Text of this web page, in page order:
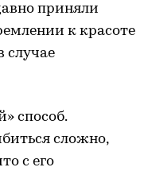
приняли
к красоте
случае
способ.
сложно,
с его